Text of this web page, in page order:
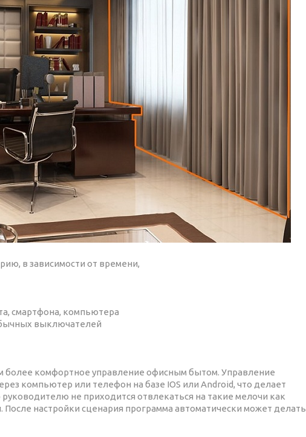
в зависимости от времени,
смартфона, компьютера
выключателей
более комфортное управление офисным бытом. Управление
компьютер или телефон на базе IOS или Android, что делает
не приходится отвлекаться на такие мелочи как
настройки сценария программа автоматически может делать